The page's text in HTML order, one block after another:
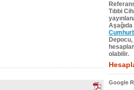
Tıbbi
olabilir.
Google